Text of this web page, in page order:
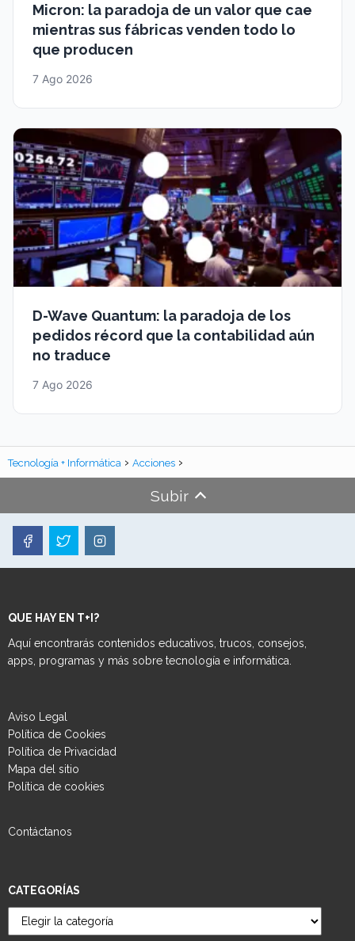
Micron: la paradoja de un valor que cae
mientras sus fábricas venden todo lo
que producen
7 Ago 2026
D-Wave Quantum: la paradoja de los
pedidos récord que la contabilidad aún
no traduce
7 Ago 2026
Tecnología + Informática Acciones
Subir
QUE HAY EN T+I?
Aquí encontrarás contenidos educativos, trucos, consejos,
apps, programas y más sobre tecnología e informática.
Aviso Legal
Política de Cookies
Política de Privacidad
Mapa del sitio
Política de cookies
Contáctanos
CATEGORÍAS